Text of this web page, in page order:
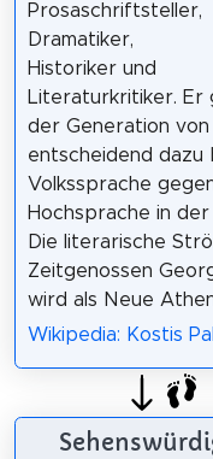
Prosaschriftsteller,
Dramatiker,
Historiker und
Literaturkritiker.
der Generation
entscheidend dazu
Volkssprache
Hochsprache in
Die literarische
Zeitgenossen
wird als Neue
Wikipedia: Kostis